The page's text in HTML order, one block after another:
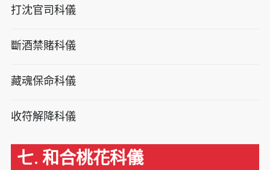
打沈官司科儀
斷酒禁賭科儀
藏魂保命科儀
收符解降科儀
七. 和合桃花科儀